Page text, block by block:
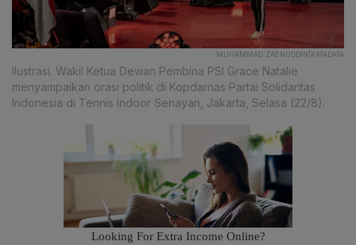
MUHAMMAD ZAENUDDIN|KATADATA
Ilustrasi. Wakil Ketua Dewan Pembina PSI Grace Natalie
menyampaikan orasi politik di Kopdarnas Partai Solidaritas
Indonesia di Tennis Indoor Senayan, Jakarta, Selasa (22/8).